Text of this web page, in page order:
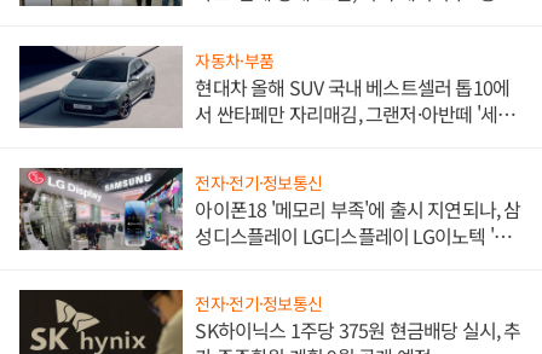
자동차·부품
현대차 올해 SUV 국내 베스트셀러 톱10에
서 싼타페만 자리매김, 그랜저·아반떼 '세단
전자·전기·정보통신
아이폰18 '메모리 부족'에 출시 지연되나, 삼
성디스플레이 LG디스플레이 LG이노텍 '탈
전자·전기·정보통신
SK하이닉스 1주당 375원 현금배당 실시, 추